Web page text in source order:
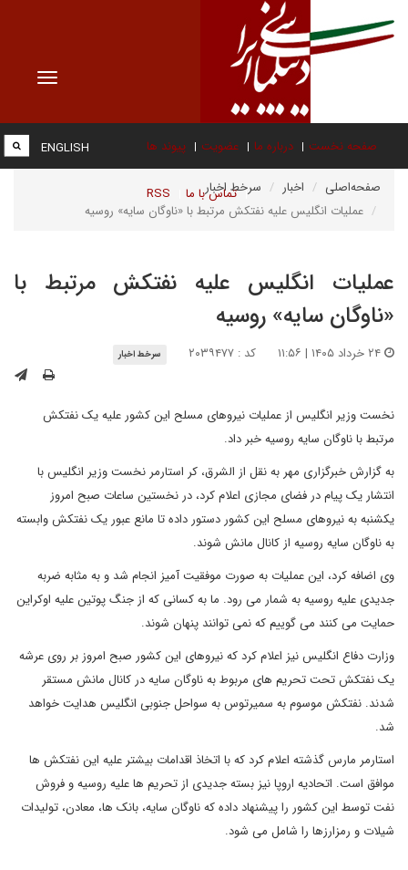
Toggle
صفحه نخست درباره ما عضویت پیوند ها
تماس با ما RSS
ENGLISH
صفحه‌اصلی اخبار
سرخط اخبار
عملیات انگلیس علیه نفتکش مرتبط با «ناوگان سایه» روسیه
عملیات انگلیس علیه نفتکش مرتبط با
«ناوگان سایه» روسیه
کد : ۲۰۳۹۴۷۷ سرخط اخبار
نخست وزیر انگلیس از عملیات نیروهای مسلح این کشور علیه یک نفتکش
مرتبط با ناوگان سایه روسیه خبر داد.
به گزارش خبرگزاری مهر به نقل از الشرق، کر استارمر نخست وزیر انگلیس با
انتشار یک پیام در فضای مجازی اعلام کرد، در نخستین ساعات صبح امروز
یکشنبه به نیروهای مسلح این کشور دستور داده تا مانع عبور یک نفتکش وابسته
به ناوگان سایه روسیه از کانال مانش شوند.
وی اضافه کرد، این عملیات به صورت موفقیت آمیز انجام شد و به مثابه ضربه
جدیدی علیه روسیه به شمار می رود. ما به کسانی که از جنگ پوتین علیه اوکراین
حمایت می کنند می گوییم که نمی توانند پنهان شوند.
وزارت دفاع انگلیس نیز اعلام کرد که نیروهای این کشور صبح امروز بر روی عرشه
یک نفتکش تحت تحریم های مربوط به ناوگان سایه در کانال مانش مستقر
شدند. نفتکش موسوم به سمیرتوس به سواحل جنوبی انگلیس هدایت خواهد
شد.
استارمر مارس گذشته اعلام کرد که با اتخاذ اقدامات بیشتر علیه این نفتکش ها
موافق است. اتحادیه اروپا نیز بسته جدیدی از تحریم ها علیه روسیه و فروش
نفت توسط این کشور را پیشنهاد داده که ناوگان سایه، بانک ها، معادن، تولیدات
شیلات و رمزارزها را شامل می شود.